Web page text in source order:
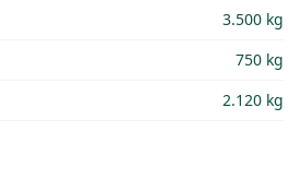
3.500 kg
750 kg
2.120 kg